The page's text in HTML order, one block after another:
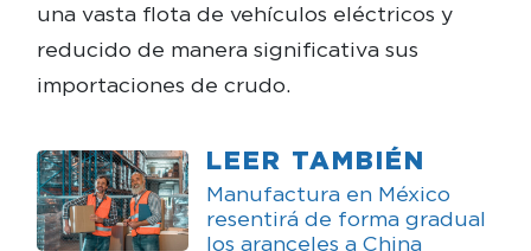
una vasta flota de vehículos eléctricos y
reducido de manera significativa sus
importaciones de crudo.
LEER TAMBIÉN
Manufactura en México
resentirá de forma gradual
los aranceles a China